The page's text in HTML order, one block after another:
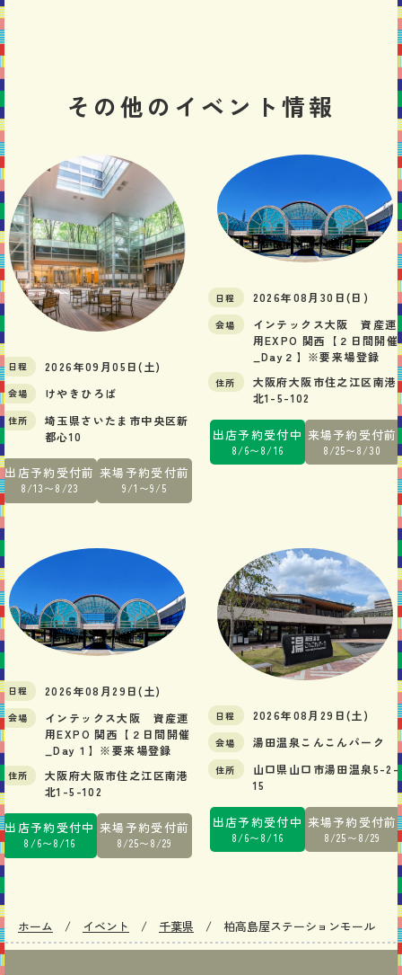
その他の イベント情報
日程 2026年09月05日(土)
会場 けやきひろば
住所
埼玉県さいたま市中央区新
都心10
出店予約 受付前
8/13〜8/23
来場予約受付前
9/1〜9/5
日程 2026年08月30日(日)
会場
インテックス大阪 資産運
用EXPO 関西【２日間開催
_Day２】※要来場登録
住所
大阪府大阪市住之江区南港
北1-5-102
出店予約受付中
8/6〜8/16
来場予約 受付前
8/25〜8/30
日程 2026年08月29日(土)
会場
インテックス大阪 資産運
用EXPO 関西【２日間開催
_Day１】※要来場登録
住所
大阪府大阪市住之江区南港
北1-5-102
出店予約 受付中
8/6〜8/16
来場予約受付前
8/25〜8/29
日程 2026年08月29日(土)
会場 湯田温泉こんこんパーク
住所
山口県山口市湯田温泉5-2-
15
出店予約受付中
8/6〜8/16
来場予約 受付前
8/25〜8/29
ホーム イベント 千葉県 柏高島屋ステーションモール